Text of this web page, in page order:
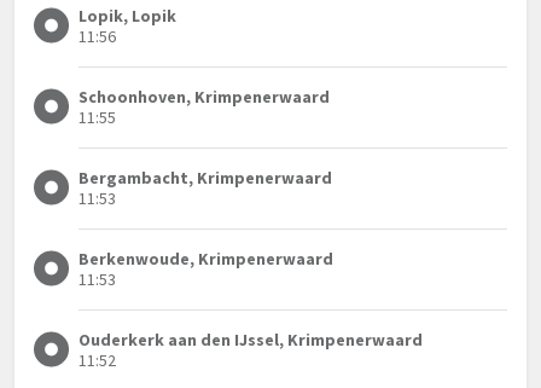
Lopik, Lopik
11:56
Schoonhoven, Krimpenerwaard
11:55
Bergambacht, Krimpenerwaard
11:53
Berkenwoude, Krimpenerwaard
11:53
Ouderkerk aan den IJssel, Krimpenerwaard
11:52